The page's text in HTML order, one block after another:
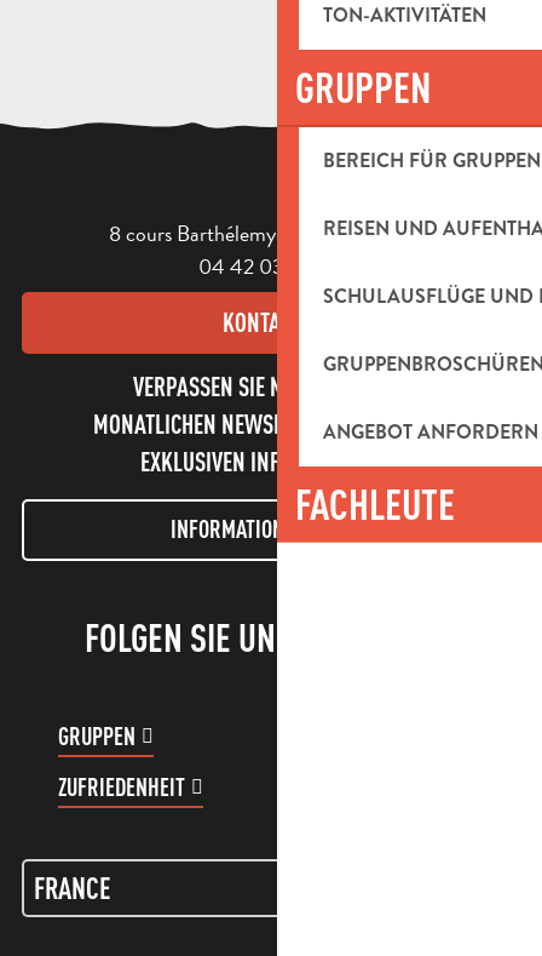
TON-AKTIVITÄTEN
GRUPPEN
BEREICH FÜR GRUPPEN
REISEN UND
SCHULAUSFLÜGE UND
ANGEBOT ANFORDERN
FACHLEUTE
8 cours Barthélemy - 13400 Aubagne
04 42 03 49 98
KONTAKT
VERPASSEN SIE NICHT UNSEREN
MONATLICHEN NEWSLETTER UND UNSERE
EXKLUSIVEN INFORMATIONEN!
INFORMATIONEN LETTER
FOLGEN SIE UNS!
GRUPPEN
ZUFRIEDENHEIT